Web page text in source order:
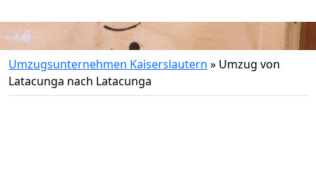
Umzugsunternehmen Kaiserslautern » Umzug von
Latacunga nach Latacunga